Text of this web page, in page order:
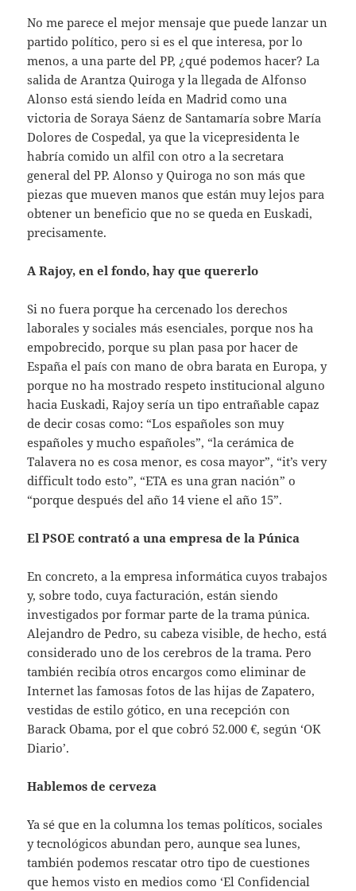
No me parece el mejor mensaje que puede lanzar un
partido político, pero si es el que interesa, por lo
menos, a una parte del PP, ¿qué podemos hacer? La
salida de Arantza Quiroga y la llegada de Alfonso
Alonso está siendo leída en Madrid como una
victoria de Soraya Sáenz de Santamaría sobre María
Dolores de Cospedal, ya que la vicepresidenta le
habría comido un alfil con otro a la secretara
general del PP. Alonso y Quiroga no son más que
piezas que mueven manos que están muy lejos para
obtener un beneficio que no se queda en Euskadi,
precisamente.
A Rajoy, en el fondo, hay que quererlo
Si no fuera porque ha cercenado los derechos
laborales y sociales más esenciales, porque nos ha
empobrecido, porque su plan pasa por hacer de
España el país con mano de obra barata en Europa, y
porque no ha mostrado respeto institucional alguno
hacia Euskadi, Rajoy sería un tipo entrañable capaz
de decir cosas como: “Los españoles son muy
españoles y mucho españoles”, “la cerámica de
Talavera no es cosa menor, es cosa mayor”, “it’s very
difficult todo esto”, “ETA es una gran nación” o
“porque después del año 14 viene el año 15”.
El PSOE contrató a una empresa de la Púnica
En concreto, a la empresa informática cuyos trabajos
y, sobre todo, cuya facturación, están siendo
investigados por formar parte de la trama púnica.
Alejandro de Pedro, su cabeza visible, de hecho, está
considerado uno de los cerebros de la trama. Pero
también recibía otros encargos como eliminar de
Internet las famosas fotos de las hijas de Zapatero,
vestidas de estilo gótico, en una recepción con
Barack Obama, por el que cobró 52.000 €, según ‘OK
Diario’.
Hablemos de cerveza
Ya sé que en la columna los temas políticos, sociales
y tecnológicos abundan pero, aunque sea lunes,
también podemos rescatar otro tipo de cuestiones
que hemos visto en medios como ‘El Confidencial